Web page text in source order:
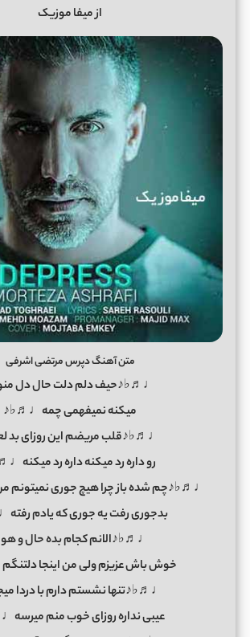
از میفا موزیک
متن آهنگ دپرس مرتضی اشرفی
♩♬♭♪حیف دلم دلت حال دل
میکنه نمیفهمی چمه♩♬♭♪
♩♬♭♪قلب مریضم این روزای بد
رو داره رد میکنه داره رد
♩♬♭♪چم شده باز چرا هیچ جوری نمیتونم
بدجوری رفت یه جوری که یادم
♩♬♭♪الانم کجام بده حال و
خوش باش عزیزم ولی من اینجا
♩♬♭♪تنها نشستم دارم با دردا
عیبی نداره روزای خوب منم